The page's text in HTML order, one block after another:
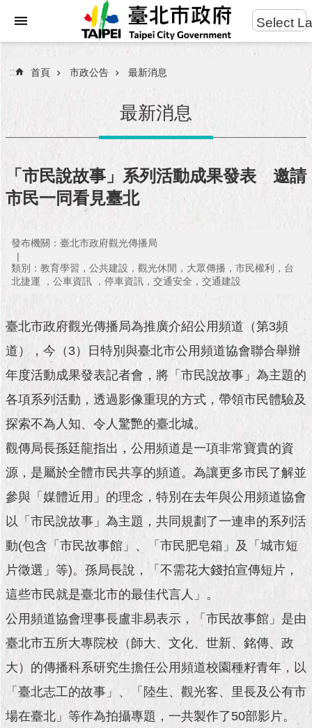
進
搜
民
服
務
府
團
隊
政
告
施
政
願
及
成
果
市
資
料
館
發
現
臺
活
主
Select
::: 首頁 市政公告 最新消息
最新消息
「市民說故事」系列活動成果發表 邀請
市民一同看見臺北
發布機關：臺北市政府觀光傳播局
類別：教育學習，公共建設，觀光休閒，大眾傳播，市民權利，台
北捷運 ，公車資訊 ，停車資訊，交通安全，交通建設
臺北市政府觀光傳播局為推廣介紹公用頻道（第3頻
道），今（3）日特別與臺北市公用頻道協會聯合舉辦
年度活動成果發表記者會，將「市民說故事」為主題的
各項系列活動，透過影像重現的方式，帶領市民體驗及
探索不為人知、令人驚艷的臺北城。
觀傳局長孫廷龍指出，公用頻道是一項非常寶貴的資
源，是屬於全體市民共享的頻道。為讓更多市民了解並
參與「媒體近用」的理念，特別在去年與公用頻道協會
以「市民說故事」為主題，共同規劃了一連串的系列活
動(包含「市民故事館」、「市民肥皂箱」及「城市短
片徵選」等)。孫局長說，「不需花大錢拍宣傳短片，
這些市民就是臺北市的最佳代言人」。
公用頻道協會理事長盧非易表示，「市民故事館」是由
臺北市五所大專院校（師大、文化、世新、銘傳、政
大）的傳播科系研究生擔任公用頻道校園種籽青年，以
「臺北志工的故事」、「陸生、觀光客、里長及公有市
場在臺北」等作為拍攝專題，一共製作了50部影片。